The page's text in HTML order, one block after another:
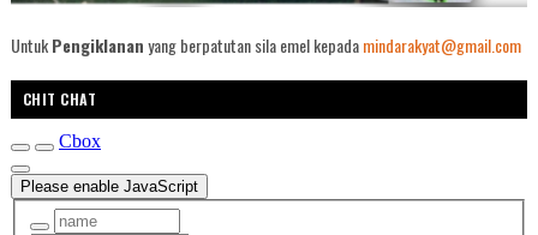
UntukPengiklananyang berpatutan sila emel kepadamindarakyat@gmail.com
CHIT CHAT